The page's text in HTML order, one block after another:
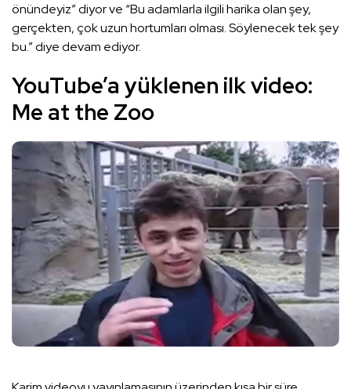
önündeyiz” diyor ve “Bu adamlarla ilgili harika olan şey,
gerçekten, çok uzun hortumları olması. Söylenecek tek şey
bu.” diye devam ediyor.
YouTube’a yüklenen ilk video:
Me at the Zoo